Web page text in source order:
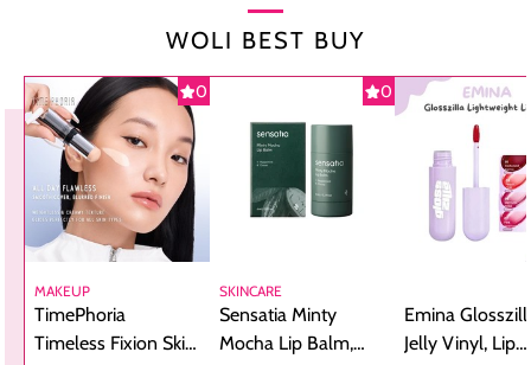
WOLI BEST BUY
0
MAKEUP
TimePhoria
Timeless Fixion Skin
0
SKINCARE
Sensatia Minty
Mocha Lip Balm,
Emina
Jelly Vinyl, Lip